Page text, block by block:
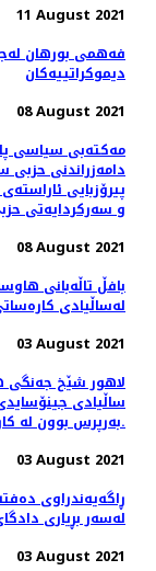
11 August 2021
فەهمی بورهان
دیموکراتییەکان
08 August 2021
مەکتەبی سیاسی
دامەزراندنی
پیرۆزبایی
و سەرکردایەتی
08 August 2021
بافڵ تاڵه‌بانی
03 August 2021
لاهور شێخ جه‌نگی
ساڵیادی
به‌رپرس بوون له‌ كاره‌ساته‌كه‌ روبه‌ڕووی دادگا بكرێنه‌وه‌.
03 August 2021
ڕاگەیەندراوی
لەسەر بڕیاری
03 August 2021